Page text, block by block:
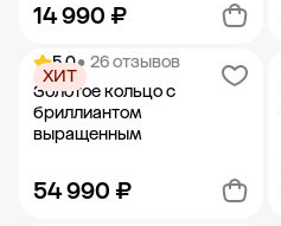
14 990 ₽
Добавить в корзину
5.0• 26 отзывов
Золотое кольцо с
бриллиантом
выращенным
54 990 ₽
ХИТ